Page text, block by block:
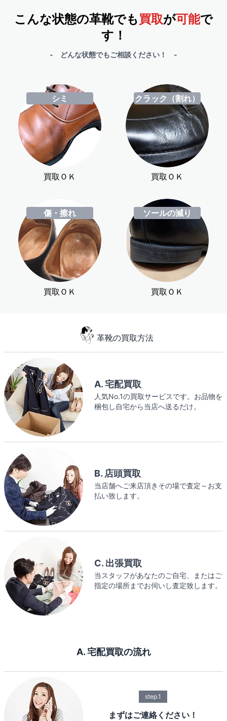
こんな状態の革靴でも買取が可能で
す！
- どんな状態でもご相談ください！ -
シミ
買取ＯＫ
クラック（割れ）
買取ＯＫ
傷・擦れ
買取ＯＫ
ソールの減り
買取ＯＫ
革靴の買取方法
A. 宅配買取
人気No.1の買取サービスです。お品物を
梱包し自宅から当店へ送るだけ。
B. 店頭買取
当店舗へご来店頂きその場で査定～お支
払い致します。
C. 出張買取
当スタッフがあなたのご自宅、またはご
指定の場所までお伺いし査定致します。
A. 宅配買取の流れ
step.1
まずはご連絡ください！